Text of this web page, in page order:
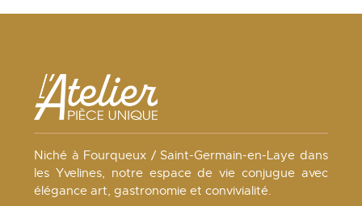
Niché à Fourqueux / Saint-Germain-en-Laye dans
les Yvelines, notre espace de vie conjugue avec
élégance art, gastronomie et convivialité.